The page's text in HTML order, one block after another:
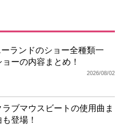
ランドのショー全種類一
ーの内容まとめ！
2026/08/02
ラブマウスビートの使用曲ま
登場！